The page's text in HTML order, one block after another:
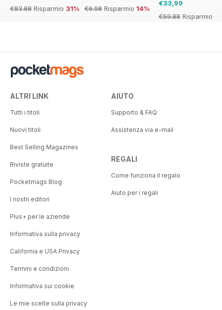
€83.88 Risparmio 31%
€6.98 Risparmio 14%
€33,99
€59.88 Risparmio
ALTRI LINK
Tutti i titoli
Nuovi titoli
Best Selling Magazines
Riviste gratuite
Pocketmags Blog
I nostri editori
Plus+ per le aziende
Informativa sulla privacy
California e USA Privacy
Termini e condizioni
Informativa sui cookie
Le mie scelte sulla privacy
AIUTO
Supporto & FAQ
Assistenza via e-mail
REGALI
Come funziona il regalo
Aiuto per i regali